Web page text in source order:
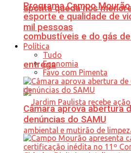
aponta queda nos
combustíveis e do gás
entrega
Programa Campo
esporte e qualidade de
mil pessoas
Política
Tudo
Economia
Favo com Pimenta
Câmara aprova abertura
denúncias do SAMU